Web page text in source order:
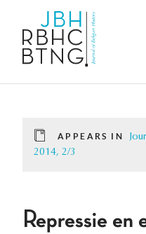
APPEARS IN
2014, 2/3
Repressie en